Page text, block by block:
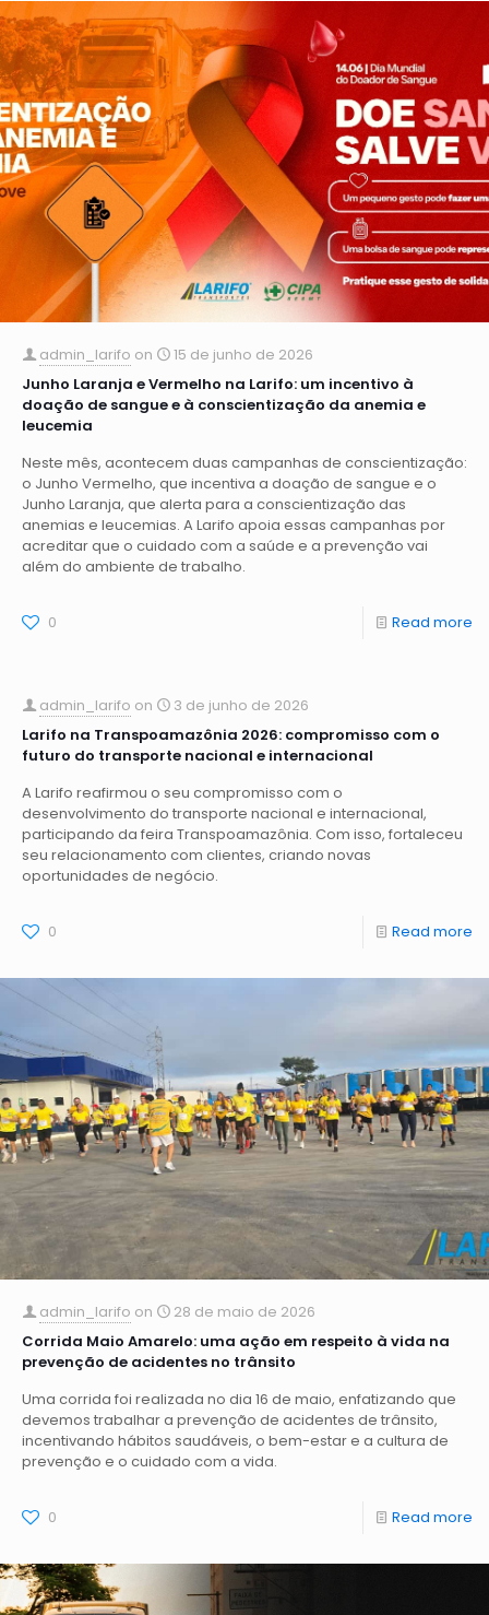
admin_larifo on
15 de junho de 2026
Junho Laranja e Vermelho na Larifo: um incentivo à
doação de sangue e à conscientização da anemia e
leucemia
Neste mês, acontecem duas campanhas de conscientização:
o Junho Vermelho, que incentiva a doação de sangue e o
Junho Laranja, que alerta para a conscientização das
anemias e leucemias. A Larifo apoia essas campanhas por
acreditar que o cuidado com a saúde e a prevenção vai
além do ambiente de trabalho.
0 Read more
admin_larifo on
3 de junho de 2026
Larifo na Transpoamazônia 2026: compromisso com o
futuro do transporte nacional e internacional
A Larifo reafirmou o seu compromisso com o
desenvolvimento do transporte nacional e internacional,
participando da feira Transpoamazônia. Com isso, fortaleceu
seu relacionamento com clientes, criando novas
oportunidades de negócio.
0 Read more
admin_larifo on
28 de maio de 2026
Corrida Maio Amarelo: uma ação em respeito à vida na
prevenção de acidentes no trânsito
Uma corrida foi realizada no dia 16 de maio, enfatizando que
devemos trabalhar a prevenção de acidentes de trânsito,
incentivando hábitos saudáveis, o bem-estar e a cultura de
prevenção e o cuidado com a vida.
0 Read more